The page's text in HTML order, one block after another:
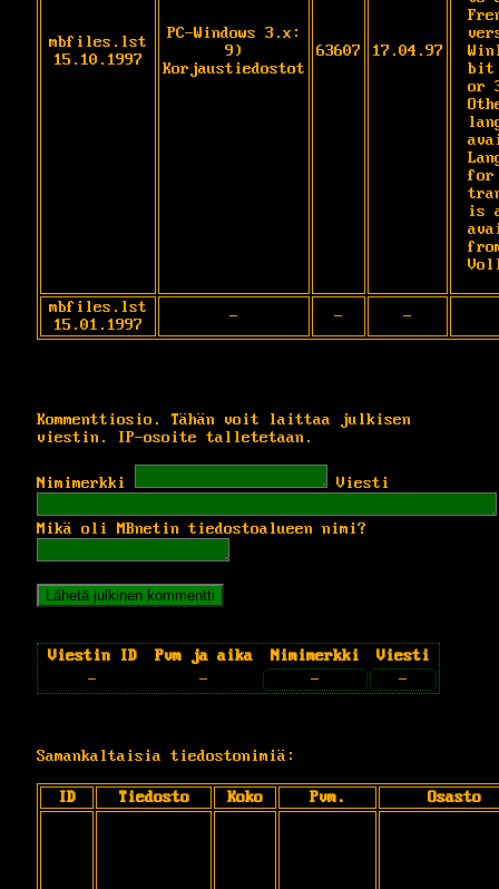
mbfiles.lst
15.10.1997
PC-Windows 3.x:
9)
Korjaustiedostot
63607 17.04.97
bit
or
for
is
mbfiles.lst
15.01.1997
- - -
Kommenttiosio. Tähän voit laittaa julkisen
viestin. IP-osoite talletetaan.
Nimimerkki Viesti
Mikä oli MBnetin tiedostoalueen nimi?
Viestin ID Pvm ja aika Nimimerkki
Viesti
-
- - -
Samankaltaisia tiedostonimiä:
ID Tiedosto Koko Pvm. Osasto